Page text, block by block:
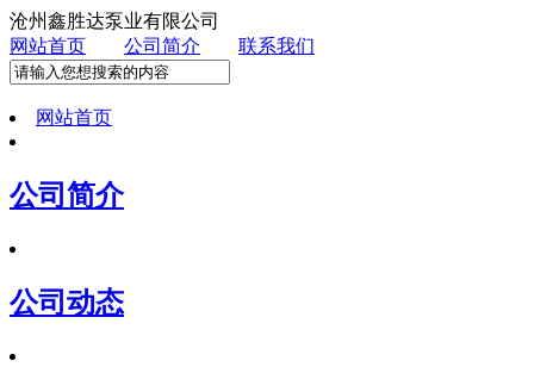
沧州鑫胜达泵业有限公司
网站首页
公司简介 联系我们
网站首页
公司简介
公司动态